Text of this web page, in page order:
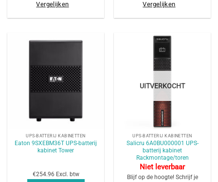
Vergelijken Vergelijken
UPS-BATTERIJ KABINETTEN
Eaton 9SXEBM36T UPS-batterij
kabinet Tower
€254.96 Excl. btw
UITVERKOCHT
UPS-BATTERIJ KABINETTEN
Salicru 6A0BU000001 UPS-
batterij kabinet
Rackmontage/toren
Niet leverbaar
Blijf op de hoogte! Schrijf je